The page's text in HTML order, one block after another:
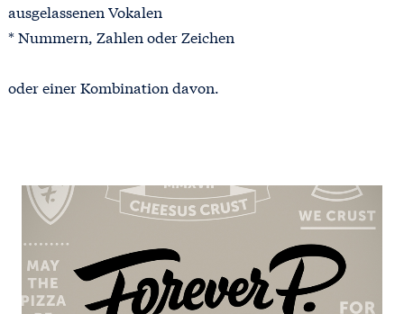
ausgelassenen Vokalen
* Nummern, Zahlen oder Zeichen
oder einer Kombination davon.